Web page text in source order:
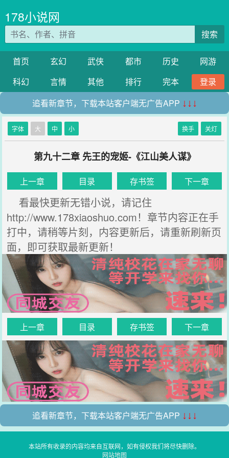
178小说网
搜索
首页 玄幻 武侠 都市 历史
网游
科幻
言情 其他 排行 完本
登录
追看新章节，下载本站客户端无广告APP ↓↓↓
字体 大 中 小 换手 关灯
第九十二章 先王的宠姬-《江山美人谋》
上一章 目录 存书签 下一章
看最快更新无错小说，请记住
http://www.178xiaoshuo.com！章节内容正在手
打中，请稍等片刻，内容更新后，请重新刷新页
面，即可获取最新更新！
上一章 目录 存书签 下一章
追看新章节，下载本站客户端无广告APP ↓↓↓
本站所有收录的内容均来自互联网，如有侵权我们将尽快删除。
网站地图